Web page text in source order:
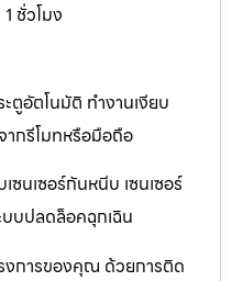
ชั่วโมง
ตูอัตโนมัติ ทำงานเงียบ
ากรีโมทหรือมือถือ
นเซอร์กันหนีบ เซนเซอร์
บปลดล็อคฉุกเฉิน
งการของคุณ ด้วยการติด